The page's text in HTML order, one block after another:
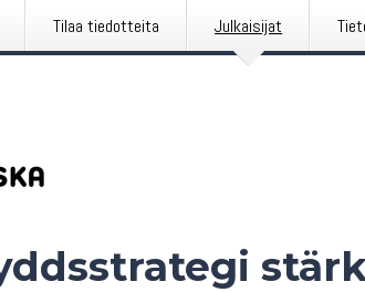
Tilaa tiedotteita Julkaisijat